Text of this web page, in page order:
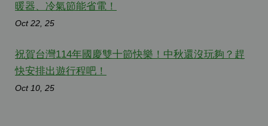
暖器、冷氣節能省電！
Oct 22, 25
祝賀台灣114年國慶雙十節快樂！中秋還沒玩夠？趕
快安排出遊行程吧！
Oct 10, 25